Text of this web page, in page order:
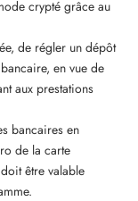
crypté grâce au
de régler un dépôt
en vue de
aux prestations
bancaires en
de la carte
être valable